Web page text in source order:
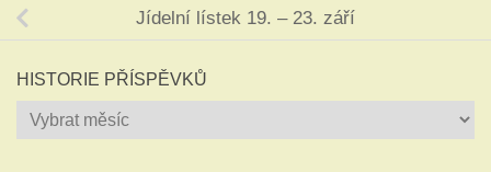
Jídelní lístek 19. – 23. září
HISTORIE PŘÍSPĚVKŮ
Historie